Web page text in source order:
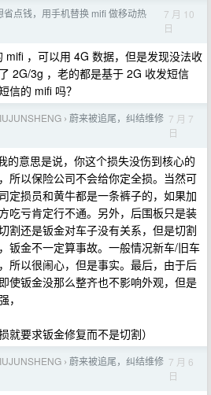
省点钱，用手机替换 mifi 做移动热
7 月 10
日
mifi ，可以用 4G 数据，但是发现没法收
2G/3g ，老的都是基于 2G 收发短信
信的 mifi 吗？
› 蔚来被追尾，纠结维修 7 月 7
日
的意思是说，你这个损失没伤到核心的
所以保险公司不会给你定全损。当然可
定损员和黄牛都是一条裤子的，如果加
吃亏肯定行不通。另外，后围板只是装
割还是钣金对车子没有关系，但是切割
钣金不一定算事故。一般情况新车/旧车
所以很闹心，但是事实。最后，由于后
使钣金没那么整齐也不影响外观，但是
，
就要求钣金修复而不是切割）
› 蔚来被追尾，纠结维修 7 月 6
日